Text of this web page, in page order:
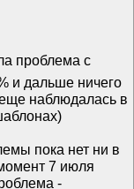
проблема с
и дальше ничего
наблюдалась в
пока нет ни в
7 июля
-